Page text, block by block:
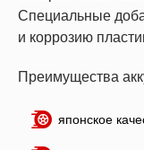
Специальные
и коррозию
Преимущества
японское